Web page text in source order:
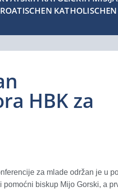
HBK za
za mlade održan je u
biskup Mijo Gorski, a